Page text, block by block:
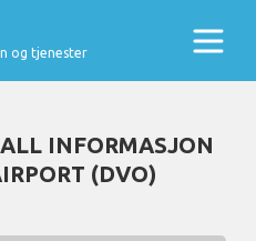
og tjenester
INFORMASJON
(DVO)